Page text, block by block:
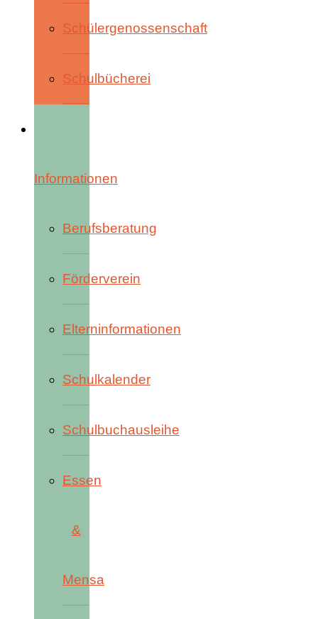
Schülergenossenschaft
Schulbücherei
Informationen
Berufsberatung
Förderverein
Elterninformationen
Schulkalender
Schulbuchausleihe
Essen
&
Mensa